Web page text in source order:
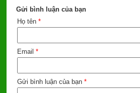
Gửi bình luận của bạn
Họ tên *
Email *
Gửi bình luận của bạn *